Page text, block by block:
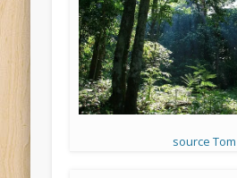
source Tom